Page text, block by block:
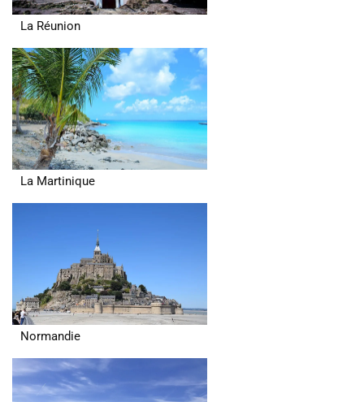
La Réunion
La Martinique
Normandie